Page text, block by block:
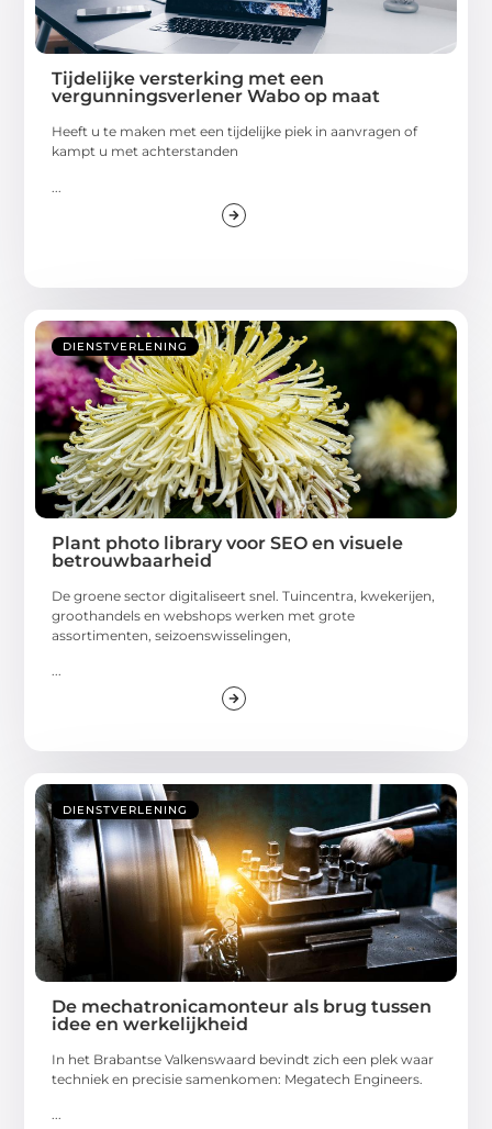
Tijdelijke versterking met een
vergunningsverlener Wabo op maat
Heeft u te maken met een tijdelijke piek in aanvragen of
kampt u met achterstanden
DIENSTVERLENING
Plant photo library voor SEO en visuele
betrouwbaarheid
De groene sector digitaliseert snel. Tuincentra, kwekerijen,
groothandels en webshops werken met grote
assortimenten, seizoenswisselingen,
...
DIENSTVERLENING
De mechatronicamonteur als brug tussen
idee en werkelijkheid
In het Brabantse Valkenswaard bevindt zich een plek waar
techniek en precisie samenkomen: Megatech Engineers.
...